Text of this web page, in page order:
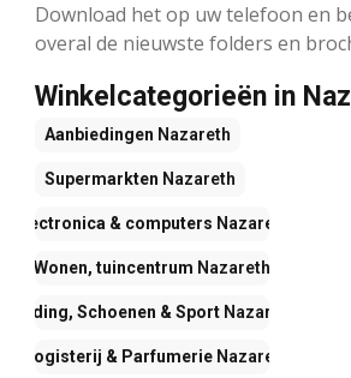
Download het op uw telefoon en
overal de nieuwste folders en
Winkelcategorieën in
Aanbiedingen Nazareth
Supermarkten Nazareth
Electronica & computers Nazareth
Wonen, tuincentrum Nazareth
Kleding, Schoenen & Sport Nazareth
Drogisterij & Parfumerie Nazareth